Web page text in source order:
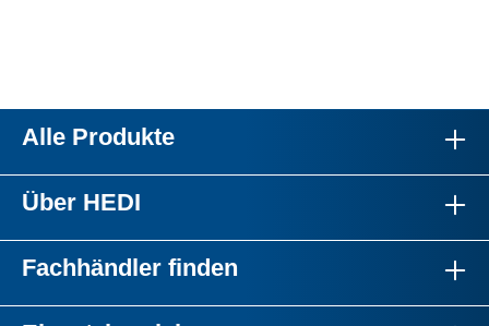
Alle Produkte
Über HEDI
Fachhändler finden